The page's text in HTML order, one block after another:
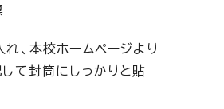
、本校ホームページより
て封筒にしっかりと貼